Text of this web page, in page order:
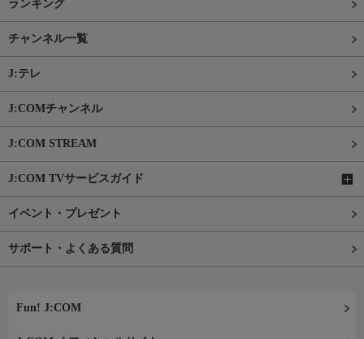
ランキング
チャンネル一覧
J:テレ
J:COMチャンネル
J:COM STREAM
J:COM TVサービスガイド
イベント・プレゼント
サポート・よくある質問
Fun! J:COM